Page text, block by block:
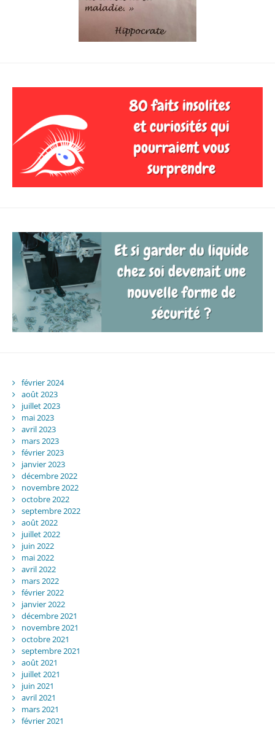
février 2024
août 2023
juillet 2023
mai 2023
avril 2023
mars 2023
février 2023
janvier 2023
décembre 2022
novembre 2022
octobre 2022
septembre 2022
août 2022
juillet 2022
juin 2022
mai 2022
avril 2022
mars 2022
février 2022
janvier 2022
décembre 2021
novembre 2021
octobre 2021
septembre 2021
août 2021
juillet 2021
juin 2021
avril 2021
mars 2021
février 2021